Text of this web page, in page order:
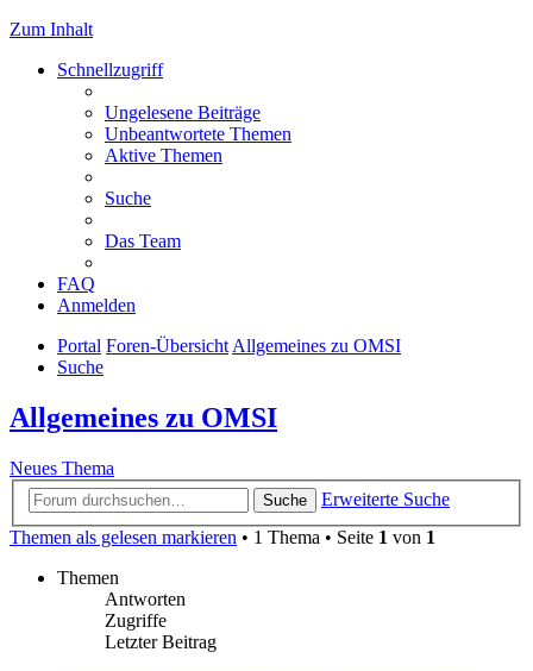
Zum Inhalt
Schnellzugriff
Ungelesene Beiträge
Unbeantwortete Themen
Aktive Themen
Suche
Das Team
FAQ
Anmelden
Portal Foren-Übersicht Allgemeines zu OMSI
Suche
Allgemeines zu OMSI
Neues Thema
Suche
Erweiterte Suche
Themen als gelesen markieren • 1 Thema • Seite 1 von 1
Themen
Antworten
Zugriffe
Letzter Beitrag